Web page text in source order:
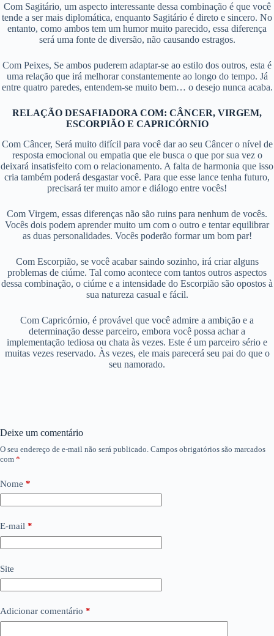
Com Sagitário, um aspecto interessante dessa combinação é que você
tende a ser mais diplomática, enquanto Sagitário é direto e sincero. No
entanto, como ambos tem um humor muito parecido, essa diferença
será uma fonte de diversão, não causando estragos.
Com Peixes, Se ambos puderem adaptar-se ao estilo dos outros, esta é
uma relação que irá melhorar constantemente ao longo do tempo. Já
entre quatro paredes, entendem-se muito bem… o desejo nunca acaba.
RELAÇÃO DESAFIADORA COM: CÂNCER, VIRGEM,
ESCORPIÃO E CAPRICÓRNIO
Com Câncer, Será muito difícil para você dar ao seu Câncer o nível de
resposta emocional ou empatia que ele busca o que por sua vez o
deixará insatisfeito com o relacionamento. A falta de harmonia que isso
cria também poderá desgastar você. Para que esse lance tenha futuro,
precisará ter muito amor e diálogo entre vocês!
Com Virgem, essas diferenças não são ruins para nenhum de vocês.
Vocês dois podem aprender muito um com o outro e tentar equilibrar
as duas personalidades. Vocês poderão formar um bom par!
Com Escorpião, se você acabar saindo sozinho, irá criar alguns
problemas de ciúme. Tal como acontece com tantos outros aspectos
dessa combinação, o ciúme e a intensidade do Escorpião são opostos à
sua natureza casual e fácil.
Com Capricórnio, é provável que você admire a ambição e a
determinação desse parceiro, embora você possa achar a
implementação tediosa ou chata às vezes. Este é um parceiro sério e
muitas vezes reservado. Às vezes, ele mais parecerá seu pai do que o
seu namorado.
Deixe um comentário
O seu endereço de e-mail não será publicado. Campos obrigatórios são marcados
com *
Nome *
E-mail *
Site
Adicionar comentário *